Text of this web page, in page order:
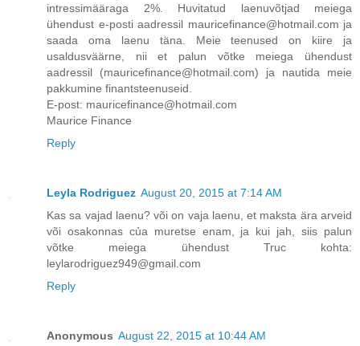
intressimääraga 2%. Huvitatud laenuvõtjad meiega
ühendust e-posti aadressil mauricefinance@hotmail.com ja
saada oma laenu täna. Meie teenused on kiire ja
usaldusväärne, nii et palun võtke meiega ühendust
aadressil (mauricefinance@hotmail.com) ja nautida meie
pakkumine finantsteenuseid.
E-post: mauricefinance@hotmail.com
Maurice Finance
Reply
Leyla Rodriguez August 20, 2015 at 7:14 AM
Kas sa vajad laenu? või on vaja laenu, et maksta ära arveid
või osakonnas của muretse enam, ja kui jah, siis palun
võtke meiega ühendust Truc kohta:
leylarodriguez949@gmail.com
Reply
Anonymous August 22, 2015 at 10:44 AM